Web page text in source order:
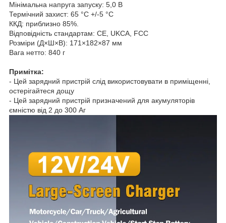
Мінімальна напруга запуску: 5,0 В
Термічний захист: 65 °C +/-5 °C
ККД: приблизно 85%.
Відповідність стандартам: CE, UKCA, FCC
Розміри (Д×Ш×В): 171×182×87 мм
Вага нетто: 840 г
Примітка:
- Цей зарядний пристрій слід використовувати в приміщенні,
остерігайтеся дощу
- Цей зарядний пристрій призначений для акумуляторів
ємністю від 2 до 300 Аг